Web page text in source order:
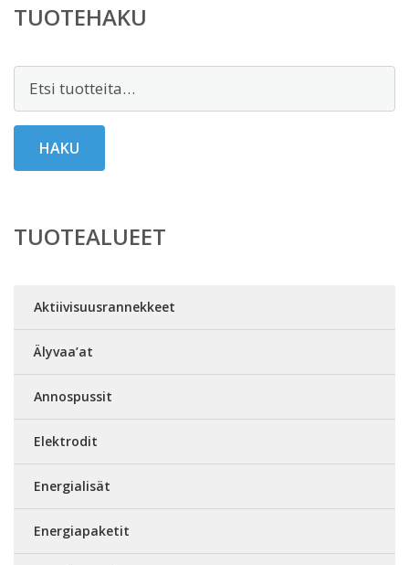
TUOTEHAKU
Etsi:
HAKU
TUOTEALUEET
Aktiivisuusrannekkeet
Älyvaa’at
Annospussit
Elektrodit
Energialisät
Energiapaketit